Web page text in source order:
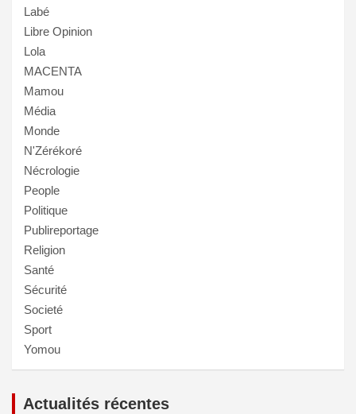
Labé
Libre Opinion
Lola
MACENTA
Mamou
Média
Monde
N'Zérékoré
Nécrologie
People
Politique
Publireportage
Religion
Santé
Sécurité
Societé
Sport
Yomou
Actualités récentes